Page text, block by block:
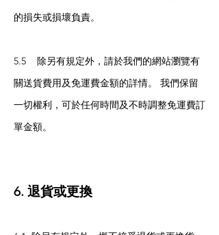
的損失或損壞負責。
5.5 除另有規定外，請於我們的網站瀏覽有
關送貨費用及免運費金額的詳情。 我們保留
一切權利，可於任何時間及不時調整免運費訂
單金額。
6. 退貨或更換